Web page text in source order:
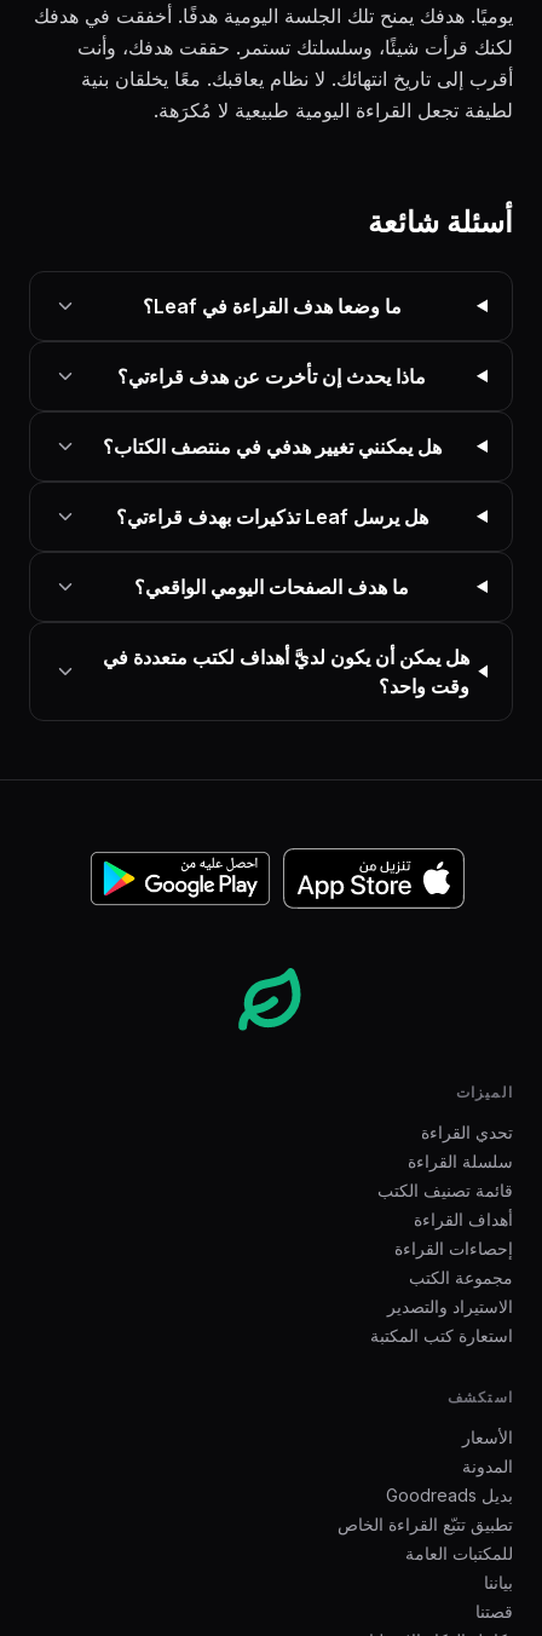
يوميًا. هدفك يمنح تلك الجلسة اليومية هدفًا. أخفقت في هدفك
لكنك قرأت شيئًا، وسلسلتك تستمر. حققت هدفك، وأنت
أقرب إلى تاريخ انتهائك. لا نظام يعاقبك. معًا يخلقان بنية
لطيفة تجعل القراءة اليومية طبيعية لا مُكرَهة.
أسئلة شائعة
ما وضعا هدف القراءة في Leaf؟
ماذا يحدث إن تأخرت عن هدف قراءتي؟
هل يمكنني تغيير هدفي في منتصف الكتاب؟
هل يرسل Leaf تذكيرات بهدف قراءتي؟
ما هدف الصفحات اليومي الواقعي؟
هل يمكن أن يكون لديَّ أهداف لكتب متعددة في
وقت واحد؟
الميزات
تحدي القراءة
سلسلة القراءة
قائمة تصنيف الكتب
أهداف القراءة
إحصاءات القراءة
مجموعة الكتب
الاستيراد والتصدير
استعارة كتب المكتبة
استكشف
الأسعار
المدونة
بديل Goodreads
تطبيق تتبّع القراءة الخاص
للمكتبات العامة
بياننا
قصتنا